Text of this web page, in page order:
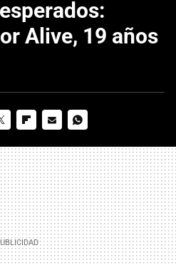
Alive, 19 años
MAIL